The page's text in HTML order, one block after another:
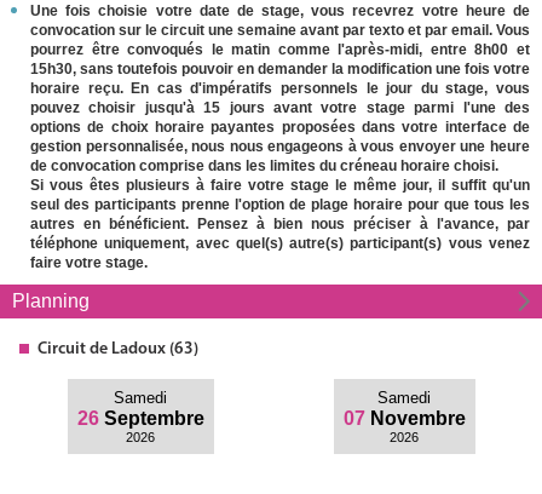
Une fois choisie votre date de stage, vous recevrez votre heure de
convocation sur le circuit une semaine avant par texto et par email. Vous
pourrez être convoqués le matin comme l'après-midi, entre 8h00 et
15h30, sans toutefois pouvoir en demander la modification une fois votre
horaire reçu. En cas d'impératifs personnels le jour du stage, vous
pouvez choisir jusqu'à 15 jours avant votre stage parmi l'une des
options de choix horaire payantes proposées dans votre interface de
gestion personnalisée, nous nous engageons à vous envoyer une heure
de convocation comprise dans les limites du créneau horaire choisi.
Si vous êtes plusieurs à faire votre stage le même jour, il suffit qu'un
seul des participants prenne l'option de plage horaire pour que tous les
autres en bénéficient. Pensez à bien nous préciser à l'avance, par
téléphone uniquement, avec quel(s) autre(s) participant(s) vous venez
faire votre stage.
Planning
Circuit de Ladoux (63)
Samedi
26 Septembre
2026
Samedi
07 Novembre
2026